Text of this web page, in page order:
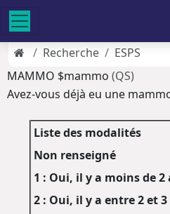
Recherche
ESPS
MAMMO $mammo (QS)
Avez-vous déjà eu une
Liste des modalités
Non renseigné
1 : Oui, il y a moins de 2
2 : Oui, il y a entre 2 et